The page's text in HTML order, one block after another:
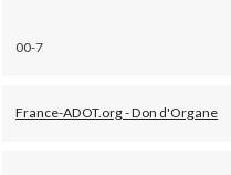
00-7
France-ADOT.org - Don d'Organe